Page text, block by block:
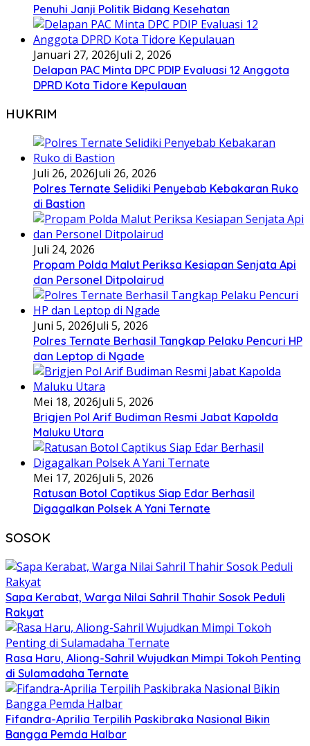
Penuhi Janji Politik Bidang Kesehatan
Januari 27, 2026Juli 2, 2026
Delapan PAC Minta DPC PDIP Evaluasi 12 Anggota
DPRD Kota Tidore Kepulauan
HUKRIM
Juli 26, 2026Juli 26, 2026
Polres Ternate Selidiki Penyebab Kebakaran Ruko
di Bastion
Juli 24, 2026
Propam Polda Malut Periksa Kesiapan Senjata Api
dan Personel Ditpolairud
Juni 5, 2026Juli 5, 2026
Polres Ternate Berhasil Tangkap Pelaku Pencuri HP
dan Leptop di Ngade
Mei 18, 2026Juli 5, 2026
Brigjen Pol Arif Budiman Resmi Jabat Kapolda
Maluku Utara
Mei 17, 2026Juli 5, 2026
Ratusan Botol Captikus Siap Edar Berhasil
Digagalkan Polsek A Yani Ternate
SOSOK
Sapa Kerabat, Warga Nilai Sahril Thahir Sosok Peduli
Rakyat
Rasa Haru, Aliong-Sahril Wujudkan Mimpi Tokoh Penting
di Sulamadaha Ternate
Fifandra-Aprilia Terpilih Paskibraka Nasional Bikin
Bangga Pemda Halbar